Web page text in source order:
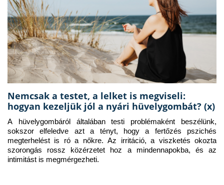
Nemcsak a testet, a lelket is megviseli:
hogyan kezeljük jól a nyári hüvelygombát? (x)
A hüvelygombáról általában testi problémaként beszélünk,
sokszor elfeledve azt a tényt, hogy a fertőzés pszichés
megterhelést is ró a nőkre. Az irritáció, a viszketés okozta
szorongás rossz közérzetet hoz a mindennapokba, és az
intimitást is megmérgezheti.